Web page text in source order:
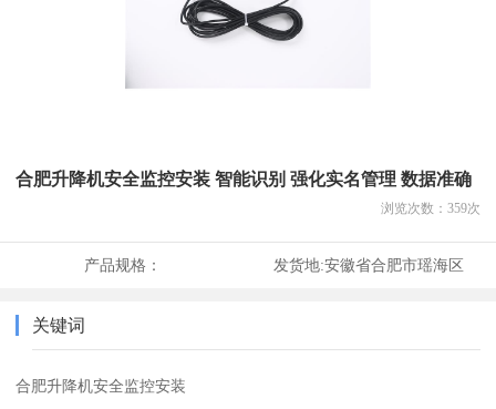
合肥升降机安全监控安装 智能识别 强化实名管理 数据准确
浏览次数： 359次
产品规格： 发货地:安徽省合肥市瑶海区
关键词
合肥升降机安全监控安装